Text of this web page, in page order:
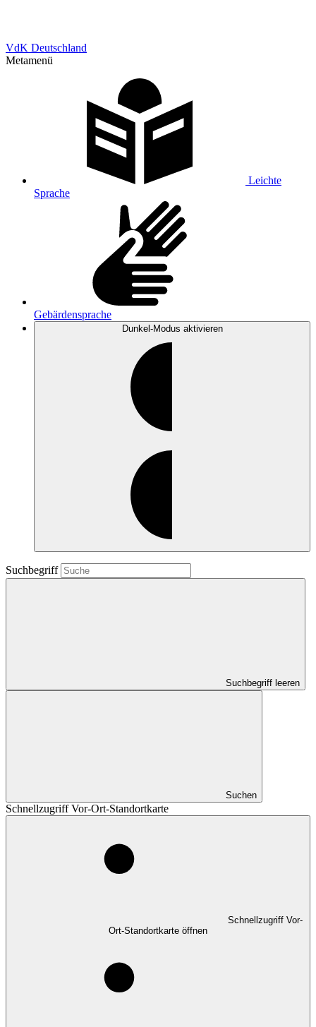
VdK Deutschland
Metamenü
Leichte
Sprache
Gebärdensprache
Dunkel-Modus aktivieren
Suchbegriff
Suchbegriff leeren
Suchen
Schnellzugriff Vor-Ort-Standortkarte
Schnellzugriff Vor-
Ort-Standortkarte öffnen